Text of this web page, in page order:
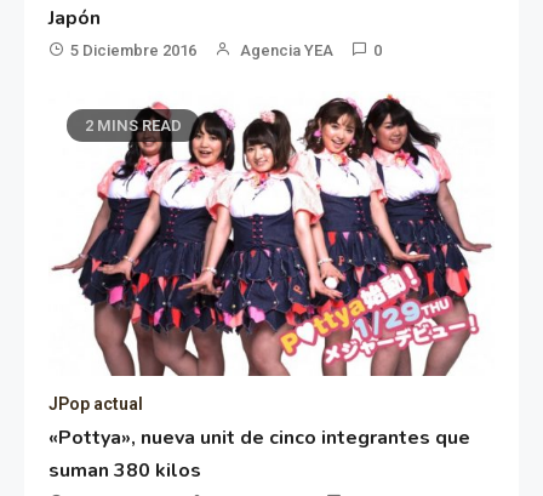
Japón
5 Diciembre 2016 Agencia YEA 0
2 MINS READ
JPop actual
«Pottya», nueva unit de cinco integrantes que
suman 380 kilos